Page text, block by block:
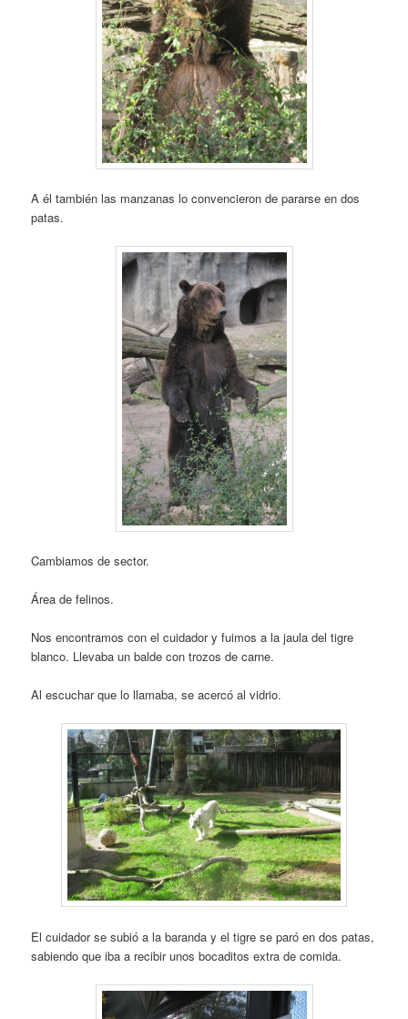
A él también las manzanas lo convencieron de pararse en dos
patas.
Cambiamos de sector.
Área de felinos.
Nos encontramos con el cuidador y fuimos a la jaula del tigre
blanco. Llevaba un balde con trozos de carne.
Al escuchar que lo llamaba, se acercó al vidrio.
El cuidador se subió a la baranda y el tigre se paró en dos patas,
sabiendo que iba a recibir unos bocaditos extra de comida.